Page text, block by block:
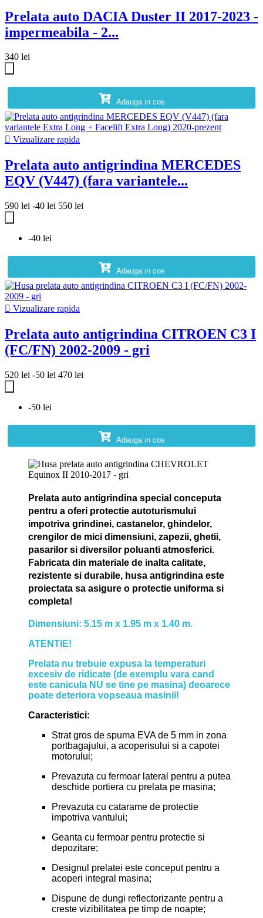
Prelata auto DACIA Duster II 2017-2023 -
impermeabila - 2...
340 lei
Adauga in cos
 Vizualizare rapida
Prelata auto antigrindina MERCEDES
EQV (V447) (fara variantele...
590 lei -40 lei 550 lei
-40 lei
Adauga in cos
 Vizualizare rapida
Prelata auto antigrindina CITROEN C3 I
(FC/FN) 2002-2009 - gri
520 lei -50 lei 470 lei
-50 lei
Adauga in cos
Prelata auto antigrindina special conceputa
pentru a oferi protectie autoturismului
impotriva grindinei, castanelor, ghindelor,
crengilor de mici dimensiuni, zapezii, ghetii,
pasarilor si diversilor poluanti atmosferici.
Fabricata din materiale de inalta calitate,
rezistente si durabile, husa antigrindina este
proiectata sa asigure o protectie uniforma si
completa!
Dimensiuni: 5.15 m x 1.95 m x 1.40 m.
ATENTIE!
Prelata nu trebuie expusa la temperaturi
excesiv de ridicate (de exemplu vara cand
este canicula NU se tine pe masina) deoarece
poate deteriora vopseaua masinii!
Caracteristici:
Strat gros de spuma EVA de 5 mm in zona
portbagajului, a acoperisului si a capotei
motorului;
Prevazuta cu fermoar lateral pentru a putea
deschide portiera cu prelata pe masina;
Prevazuta cu catarame de protectie
impotriva vantului;
Geanta cu fermoar pentru protectie si
depozitare;
Designul prelatei este conceput pentru a
acoperi integral masina;
Dispune de dungi reflectorizante pentru a
creste vizibilitatea pe timp de noapte;